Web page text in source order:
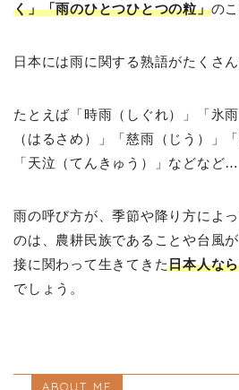
く」「雨のひとつひとつの粒」の
日本には雨に関する熟語がたくさん
たとえば「時雨（しぐれ）」「氷
（はるさめ）」「慈雨（じう）」
「天泣（てんきゅう）」などなど…
雨の呼び方が、季節や降り方によ
のは、農耕民族であることや台風
接に関わって生きてきた日本人な
でしょう。
ABOUT ME